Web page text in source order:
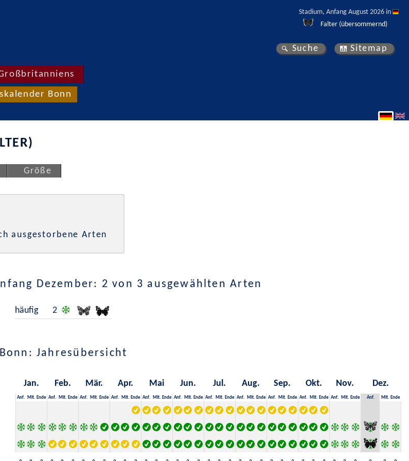
Stadium, Anfang August 2026 in
Falter (übersommernd)
Bonn
Suche Sitemap
Größe
ausgestorbene Arten
Dezember: 2 von 3 ausgewählten Arten
häufig 2
Bonn: Jahresübersicht
Jan. Feb. Mär. Apr. Mai Jun. Jul. Aug. Sep. Okt. Nov. Dez.
Anf. Mit. Ende Anf. Mit. Ende Anf. Mit. Ende Anf. Mit. Ende Anf. Mit. Ende Anf. Mit. Ende Anf. Mit. Ende Anf. Mit. Ende Anf. Mit. Ende Anf. Mit. Ende Anf. Mit. Ende Anf. Mit. Ende